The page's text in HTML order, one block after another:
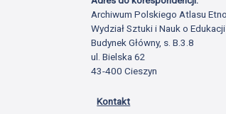
Archiwum Polskiego Atlasu
Wydział Sztuki i Nauk o Edukacji
Budynek Główny, s. B.3.8
ul. Bielska 62
43-400 Cieszyn
Kontakt